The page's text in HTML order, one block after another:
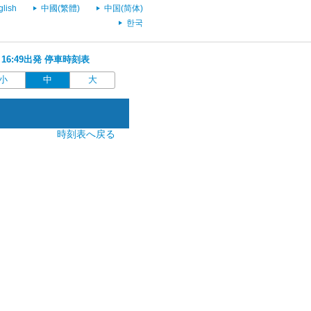
中國(繁體)
中国(简体)
한국
出発 停車時刻表
中 大
時刻表へ戻る